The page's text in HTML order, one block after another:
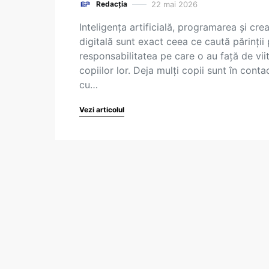
Redacția 22 mai 2026
Inteligența artificială, programarea și
digitală sunt exact ceea ce caută părinții
responsabilitatea pe care o au față de
copiilor lor. Deja mulți copii sunt în
cu…
Vezi articolul